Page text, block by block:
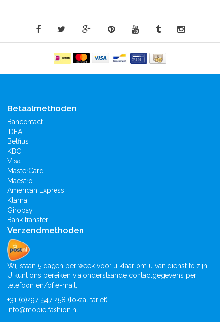
Betaalmethoden
Bancontact
iDEAL
Belfius
KBC
Visa
MasterCard
Maestro
American Express
Klarna.
Giropay
Bank transfer
Verzendmethoden
Wij staan 5 dagen per week voor u klaar om u van dienst te zijn.
U kunt ons bereiken via onderstaande contactgegevens per
telefoon en/of e-mail.
+31 (0)297-547 258 (lokaal tarief)
info@mobielfashion.nl